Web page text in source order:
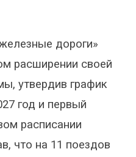
дороги»
расширении своей
утвердив график
год и первый
расписании
что на 11 поездов